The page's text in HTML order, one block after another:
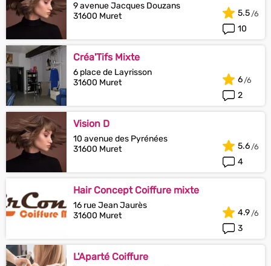
9 avenue Jacques Douzans
31600 Muret
10
5.5
Créa'Tifs Mixte
6 place de Layrisson
31600 Muret
2
6
Vision D
10 avenue des Pyrénées
31600 Muret
4
5.6
Hair Concept Coiffure mixte
16 rue Jean Jaurès
31600 Muret
3
4.9
L'Aparté Coiffure